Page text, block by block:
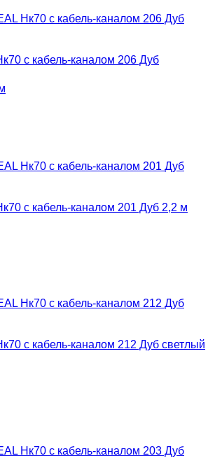
с кабель-каналом 206 Дуб
с кабель-каналом 201 Дуб 2,2 м
с кабель-каналом 212 Дуб светлый